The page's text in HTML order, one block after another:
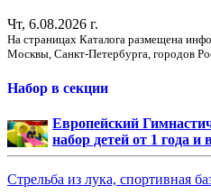
Чт, 6.08.2026 г.
На страницах Каталога размещена
Москвы, Санкт-Петербурга, городов
Набор в секции
Европейский
набор детей от 1 года и
Стрельба из лука, спортивная